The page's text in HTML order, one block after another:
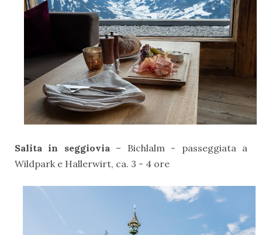
Salita in seggiovia – Bichlalm - passeggiata a
Wildpark e Hallerwirt, ca. 3 - 4 ore